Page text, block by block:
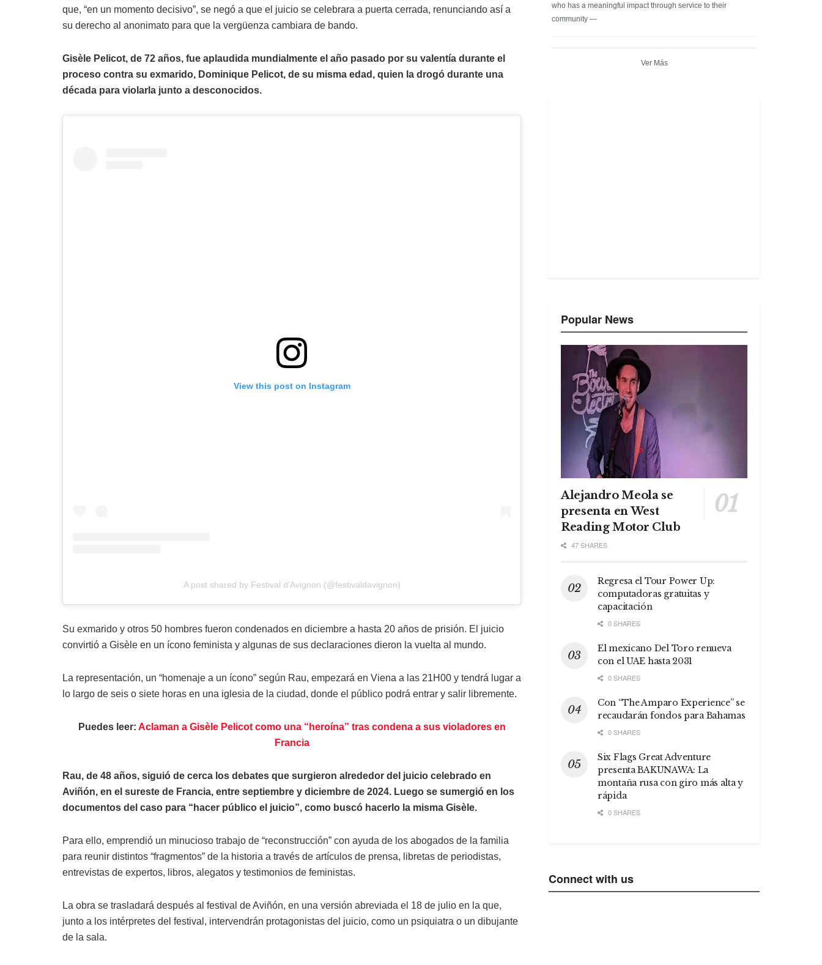
que, “en un momento decisivo”, se negó a que el juicio se celebrara a puerta cerrada, renunciando así a
su derecho al anonimato para que la vergüenza cambiara de bando.
Gisèle Pelicot, de 72 años, fue aplaudida mundialmente el año pasado por su valentía durante el
proceso contra su exmarido, Dominique Pelicot, de su misma edad, quien la drogó durante una
década para violarla junto a desconocidos.
View this post on Instagram
A post shared by Festival d'Avignon (@festivaldavignon)
Su exmarido y otros 50 hombres fueron condenados en diciembre a hasta 20 años de prisión. El juicio
convirtió a Gisèle en un ícono feminista y algunas de sus declaraciones dieron la vuelta al mundo.
La representación, un “homenaje a un ícono” según Rau, empezará en Viena a las 21H00 y tendrá lugar a
lo largo de seis o siete horas en una iglesia de la ciudad, donde el público podrá entrar y salir libremente.
Puedes leer: Aclaman a Gisèle Pelicot como una “heroína” tras condena a sus violadores en
Francia
Rau, de 48 años, siguió de cerca los debates que surgieron alrededor del juicio celebrado en
Aviñón, en el sureste de Francia, entre septiembre y diciembre de 2024. Luego se sumergió en los
documentos del caso para “hacer público el juicio”, como buscó hacerlo la misma Gisèle.
Para ello, emprendió un minucioso trabajo de “reconstrucción” con ayuda de los abogados de la familia
para reunir distintos “fragmentos” de la historia a través de artículos de prensa, libretas de periodistas,
entrevistas de expertos, libros, alegatos y testimonios de feministas.
La obra se trasladará después al festival de Aviñón, en una versión abreviada el 18 de julio en la que,
junto a los intérpretes del festival, intervendrán protagonistas del juicio, como un psiquiatra o un dibujante
de la sala.
who has a meaningful impact through service to their
community —
Ver Más
Popular News
Alejandro Meola se
presenta en West
Reading Motor Club
47 SHARES
Regresa el Tour Power Up:
computadoras gratuitas y
capacitación
0 SHARES
El mexicano Del Toro renueva
con el UAE hasta 2031
0 SHARES
Con “The Amparo Experience” se
recaudarán fondos para Bahamas
0 SHARES
Six Flags Great Adventure
presenta BAKUNAWA: La
montaña rusa con giro más alta y
rápida
0 SHARES
Connect with us